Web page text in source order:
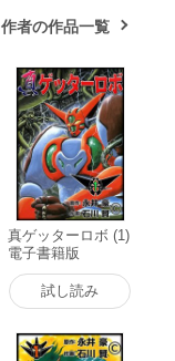
作者の作品一覧
真ゲッターロボ (1)
電子書籍版
試し読み